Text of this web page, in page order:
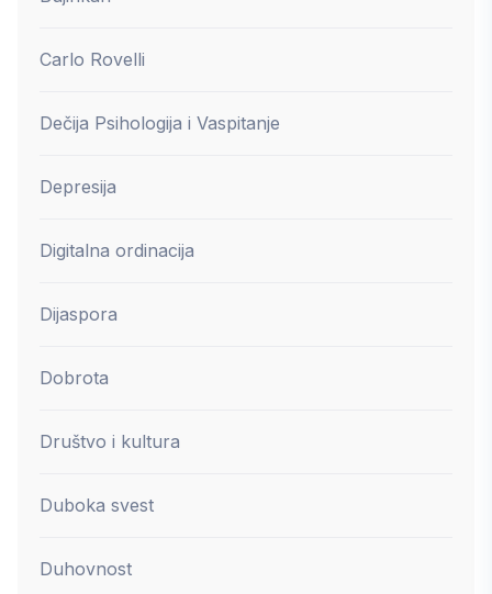
Carlo Rovelli
Dečija Psihologija i Vaspitanje
Depresija
Digitalna ordinacija
Dijaspora
Dobrota
Društvo i kultura
Duboka svest
Duhovnost